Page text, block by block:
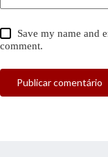
Save my name and
comment.
Publicar comentário